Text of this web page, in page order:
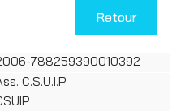
Retour
788259390010392
C.S.U.I.P